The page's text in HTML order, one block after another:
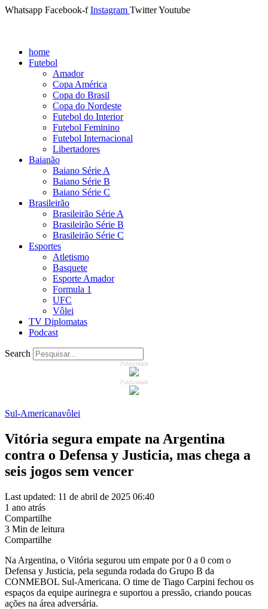
Whatsapp Facebook-f Instagram TwitterYoutube
home
Futebol
Amador
Copa América
Copa do Brasil
Copa do Nordeste
Futebol do Interior
Futebol Feminino
Futebol Internacional
Libertadores
Baianão
Baiano Série A
Baiano Série B
Baiano Série C
Brasileirão
Brasileirão Série A
Brasileirão Série B
Brasileirão Série C
Esportes
Atletismo
Basquete
Esporte Amador
Formula 1
UFC
Vôlei
TV Diplomatas
Podcast
Search
Publicidade
Publicidade
Sul-Americanavôlei
Vitória segura empate na Argentina
contra o Defensa y Justicia, mas chega a
seis jogos sem vencer
Last updated: 11 de abril de 2025 06:40
1 ano atrás
Compartilhe
3 Min de leitura
Compartilhe
Na Argentina, o Vitória segurou um empate por 0 a 0 com o
Defensa y Justicia, pela segunda rodada do Grupo B da
CONMEBOL Sul-Americana. O time de Tiago Carpini fechou os
espaços da equipe aurinegra e suportou a pressão, criando poucas
ações na área adversária.